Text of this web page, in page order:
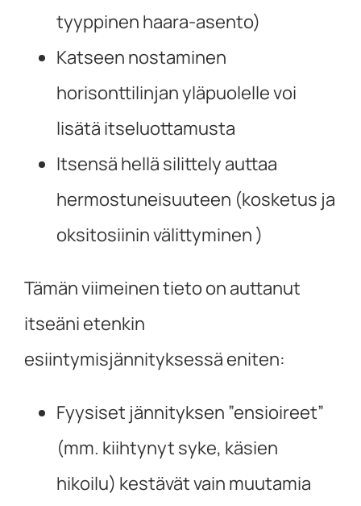
tyyppinen haara-asento)
Katseen nostaminen
horisonttilinjan yläpuolelle voi
lisätä itseluottamusta
Itsensä hellä silittely auttaa
hermostuneisuuteen (kosketus ja
oksitosiinin välittyminen )
Tämän viimeinen tieto on auttanut
itseäni etenkin
esiintymisjännityksessä eniten:
Fyysiset jännityksen ”ensioireet”
(mm. kiihtynyt syke, käsien
hikoilu) kestävät vain muutamia